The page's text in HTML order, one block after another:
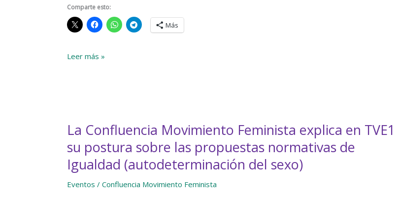
la
infancia,
también
derechos
Comparte esto:
Más
Confluencia
Leer más »
La Confluencia Movimiento Feminista explica en TVE1
su postura sobre las propuestas normativas de
Igualdad (autodeterminación del sexo)
Eventos / Confluencia Movimiento Feminista